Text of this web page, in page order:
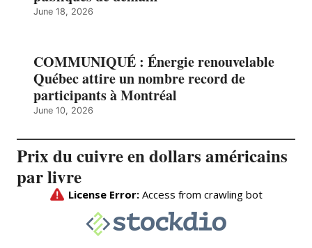
June 18, 2026
COMMUNIQUÉ : Énergie renouvelable
Québec attire un nombre record de
participants à Montréal
June 10, 2026
Prix du cuivre en dollars américains
par livre